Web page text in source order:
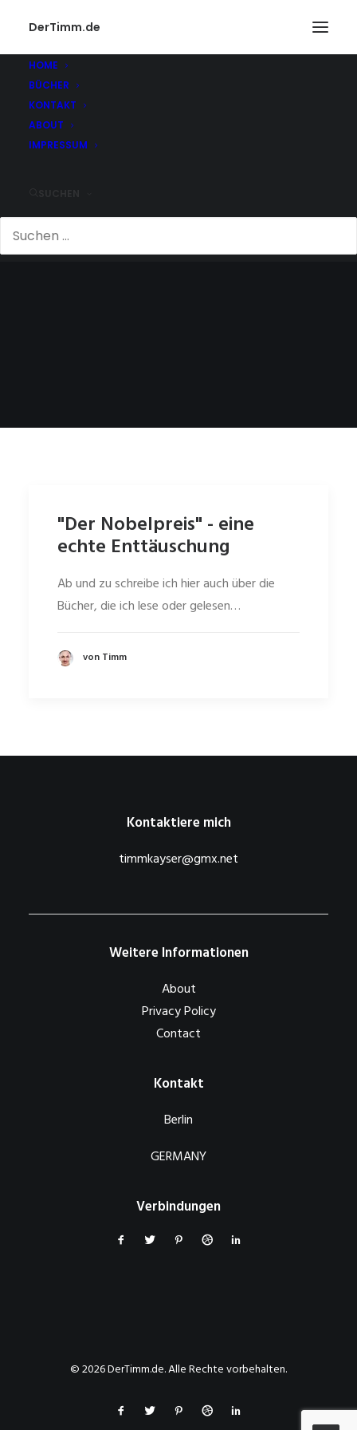
DerTimm.de
HOME
BÜCHER
KONTAKT
ABOUT
IMPRESSUM
"Der Nobelpreis" - eine
echte Enttäuschung
Ab und zu schreibe ich hier auch über die
Bücher, die ich lese oder gelesen…
von Timm
Kontaktiere mich
timmkayser@gmx.net
Weitere Informationen
About
Privacy Policy
Contact
Kontakt
Berlin
GERMANY
Verbindungen
© 2026 DerTimm.de. Alle Rechte vorbehalten.